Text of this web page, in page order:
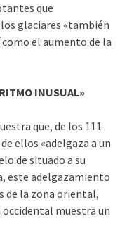
que
glaciares «también
el aumento de la
INUSUAL»
que, de los 111
ellos «adelgaza a un
de situado a su
este adelgazamiento
de la zona oriental,
muestra un